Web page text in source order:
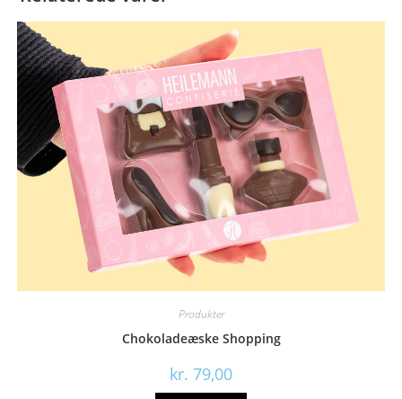
Produkter
Chokoladeæske Shopping
kr. 79,00